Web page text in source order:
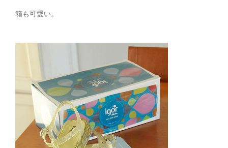
箱も可愛い。